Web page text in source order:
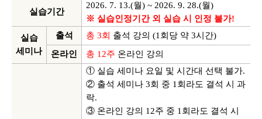
실습기간
2026. 7. 13.(월) ~ 2026. 9. 28.(월)
※ 실습인정기간 외 실습 시 인정 불가!
실습
세미나
출석 총 3회 출석 강의 (1 회당 약3시간)
온라인
총 12주 온라인 강의
① 실습 세미나 요일 및 시간대 선택 불가.
② 출석 세미나3회 중 1 회라도 결석 시 과
락.
③ 온라인 강의 12주 중 1 회라도 결석 시